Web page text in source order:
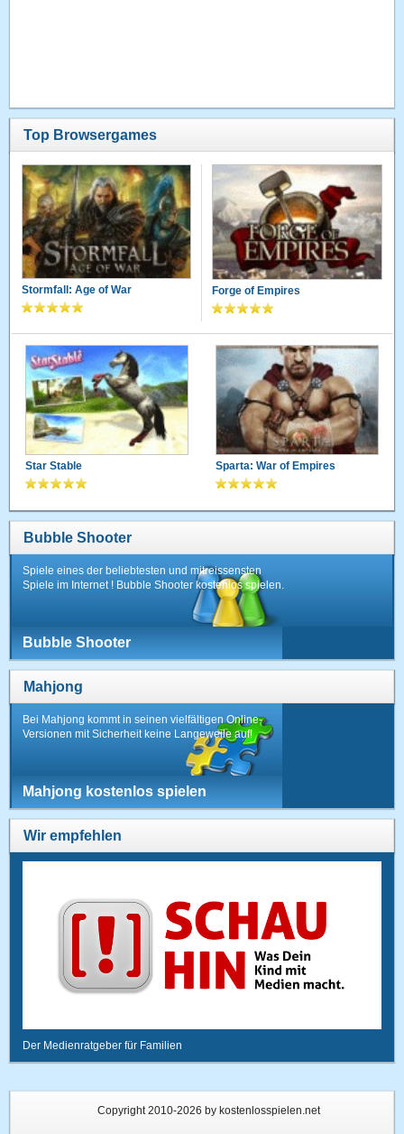
Top Browsergames
Stormfall: Age of War Forge of Empires
Star Stable Sparta: War of Empires
Bubble Shooter
Spiele eines der beliebtesten und mitreissensten
Spiele im Internet ! Bubble Shooter kostenlos spielen.
Bubble Shooter
Mahjong
Bei Mahjong kommt in seinen vielfältigen Online-
Versionen mit Sicherheit keine Langeweile auf!
Mahjong kostenlos spielen
Wir empfehlen
Der Medienratgeber für Familien
Copyright 2010-2026 by kostenlosspielen.net